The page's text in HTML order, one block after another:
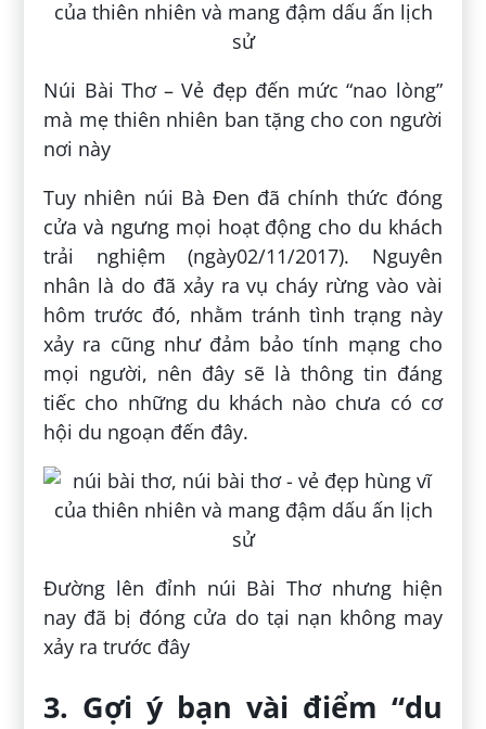
Núi Bài Thơ – Vẻ đẹp đến mức “nao lòng”
mà mẹ thiên nhiên ban tặng cho con người
nơi này
Tuy nhiên núi Bà Đen đã chính thức đóng
cửa và ngưng mọi hoạt động cho du khách
trải nghiệm (ngày02/11/2017). Nguyên
nhân là do đã xảy ra vụ cháy rừng vào vài
hôm trước đó, nhằm tránh tình trạng này
xảy ra cũng như đảm bảo tính mạng cho
mọi người, nên đây sẽ là thông tin đáng
tiếc cho những du khách nào chưa có cơ
hội du ngoạn đến đây.
Đường lên đỉnh núi Bài Thơ nhưng hiện
nay đã bị đóng cửa do tại nạn không may
xảy ra trước đây
3. Gợi ý bạn vài điểm “du